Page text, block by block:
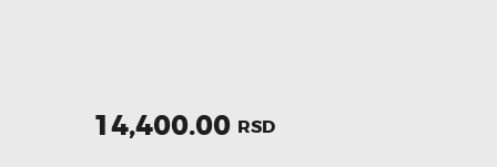
14,400.00 RSD